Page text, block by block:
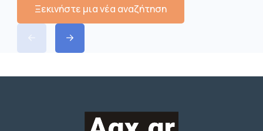
Ξεκινήστε μια νέα αναζήτηση